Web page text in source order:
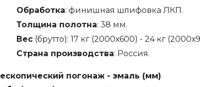
Обработка: финишная шлифовка ЛКП.
Толщина полотна: 38 мм.
Вес(брутто): 17 кг (2000х600) - 24 кг
Страна производства: Россия.
погонаж - эмаль (мм)